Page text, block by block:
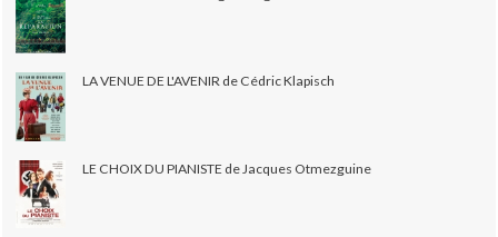
LA VENUE DE L'AVENIR de Cédric Klapisch
LE CHOIX DU PIANISTE de Jacques Otmezguine